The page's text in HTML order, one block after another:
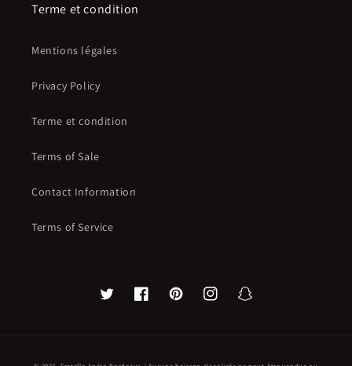
Terme et condition
Mentions légales
Privacy Policy
Terme et condition
Terms of Sale
Contact Information
Terms of Service
TwitterFacebookPinterestInstagramSnapchat